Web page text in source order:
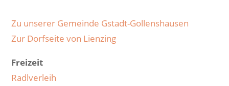
Zu unserer Gemeinde Gstadt-Gollenshausen
Zur Dorfseite von Lienzing
Freizeit
Radlverleih